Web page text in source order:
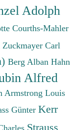
Adolph
Courths-Mahler
Zuckmayer Carl
Berg Alban Hahn
Alfred
Armstrong Louis
Günter Kerr
Strauss